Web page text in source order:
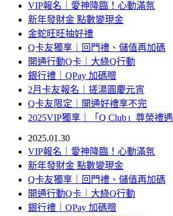
VIP報名｜愛神降臨！心動滿氛
新年發財金 點數變現金
金蛇旺旺抽好禮
Q卡友獨享｜回門禮、儲值再加碼
開通行動Q卡｜大綠Q行動
銀行禮｜QPay 加碼贈
2月卡友報名｜搓湯圓慶元宵
Q卡友限定｜開通好禮享不完
2025VIP獨享｜「Q Club」尊榮禮遇
2025.01.30
VIP報名｜愛神降臨！心動滿氛
新年發財金 點數變現金
Q卡友獨享｜回門禮、儲值再加碼
開通行動Q卡｜大綠Q行動
銀行禮｜QPay 加碼贈